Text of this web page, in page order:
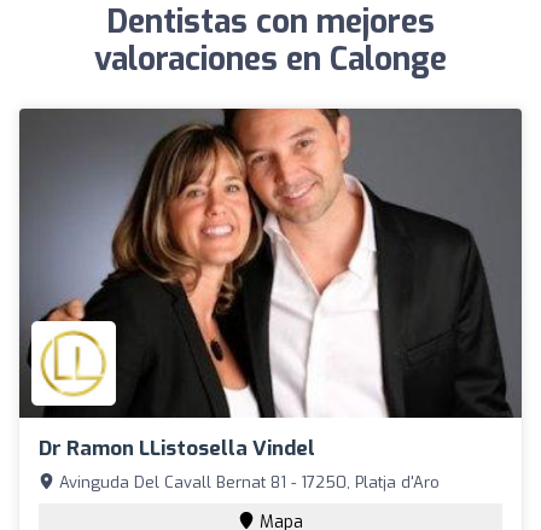
Dentistas con mejores
valoraciones en Calonge
Dr Ramon LListosella Vindel
Avinguda Del Cavall Bernat 81 - 17250, Platja d'Aro
Mapa